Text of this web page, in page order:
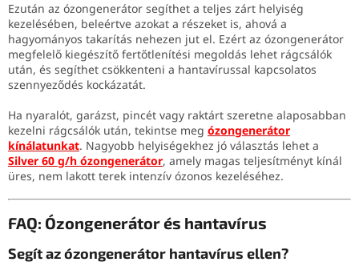
Ezután az ózongenerátor segíthet a teljes zárt helyiség
kezelésében, beleértve azokat a részeket is, ahová a
hagyományos takarítás nehezen jut el. Ezért az ózongenerátor
megfelelő kiegészítő fertőtlenítési megoldás lehet rágcsálók
után, és segíthet csökkenteni a hantavírussal kapcsolatos
szennyeződés kockázatát.
Ha nyaralót, garázst, pincét vagy raktárt szeretne alaposabban
kezelni rágcsálók után, tekintse meg ózongenerátor
kínálatunkat. Nagyobb helyiségekhez jó választás lehet a
Silver 60 g/h ózongenerátor, amely magas teljesítményt kínál
üres, nem lakott terek intenzív ózonos kezeléséhez.
FAQ: Ózongenerátor és hantavírus
Segít az ózongenerátor hantavírus ellen?